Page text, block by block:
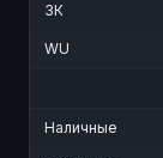
ЗК
WU
Наличные